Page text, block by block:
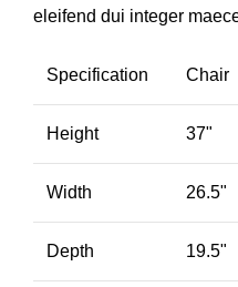
eleifend dui integer
Specification Chair
Height 37"
Width 26.5"
Depth 19.5"